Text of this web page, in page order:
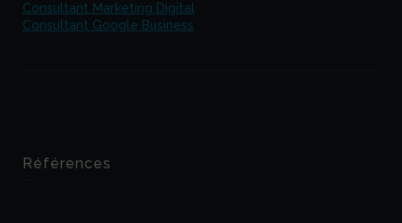
Consultant Marketing Digital
Consultant Google Business
Références